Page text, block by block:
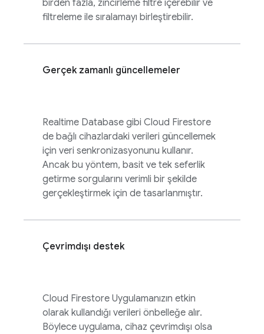
birden fazla, zincirleme filtre içerebilir ve
filtreleme ile sıralamayı birleştirebilir.
Gerçek zamanlı güncellemeler
Realtime Database gibi Cloud Firestore
de bağlı cihazlardaki verileri güncellemek
için veri senkronizasyonunu kullanır.
Ancak bu yöntem, basit ve tek seferlik
getirme sorgularını verimli bir şekilde
gerçekleştirmek için de tasarlanmıştır.
Çevrimdışı destek
Cloud Firestore Uygulamanızın etkin
olarak kullandığı verileri önbelleğe alır.
Böylece uygulama, cihaz çevrimdışı olsa